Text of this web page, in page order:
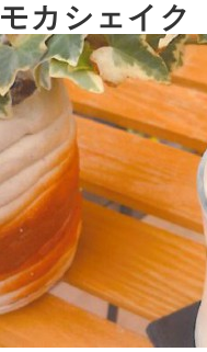
モカシェイク